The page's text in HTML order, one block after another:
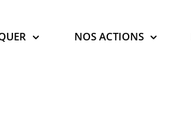
NOS ACTIONS